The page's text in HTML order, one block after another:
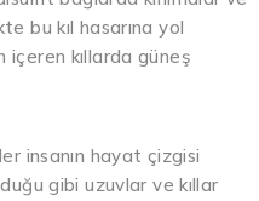
bu kıl hasarına yol
kıllarda güneş
insanın hayat çizgisi
gibi uzuvlar ve kıllar